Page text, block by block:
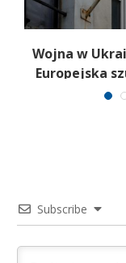
Wojna w
Europejska
Subscribe